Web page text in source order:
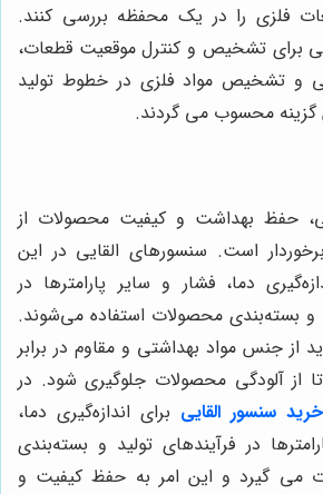
فلزی را در یک محفظه بررسی کنند.
برای تشخیص و کنترل موقعیت قطعات،
و تشخیص مواد فلزی در خطوط تولید
گزینه محسوب می گردند.
حفظ بهداشت و کیفیت محصولات از
است. سنسورهای القایی در این
دما، فشار و سایر پارامترها در
و بسته‌بندی محصولات استفاده می‌شوند.
از جنس مواد بهداشتی و مقاوم در برابر
از آلودگی محصولات جلوگیری شود. در
خرید سنسور القایی برای اندازه‌گیری دما،
در فرآیندهای تولید و بسته‌بندی
می گیرد و این امر به حفظ کیفیت و